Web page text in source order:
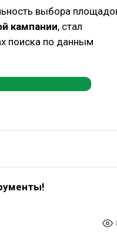
выбора
кампании, стал
поиска по данным